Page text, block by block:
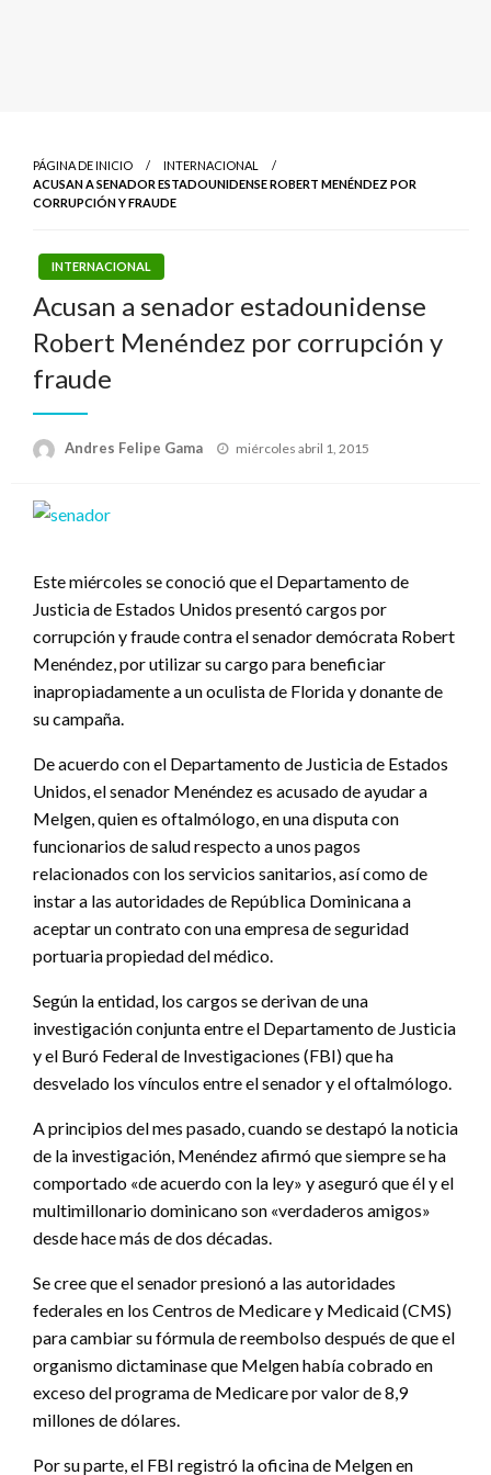
PÁGINA DE INICIO
INTERNACIONAL
ACUSAN A SENADOR ESTADOUNIDENSE ROBERT MENÉNDEZ POR
CORRUPCIÓN Y FRAUDE
INTERNACIONAL
Acusan a senador estadounidense
Robert Menéndez por corrupción y
fraude
Andres Felipe Gama
Publicado
miércoles abril 1, 2015
Este miércoles se conoció que el Departamento de
Justicia de Estados Unidos presentó cargos por
corrupción y fraude contra el senador demócrata Robert
Menéndez, por utilizar su cargo para beneficiar
inapropiadamente a un oculista de Florida y donante de
su campaña.
De acuerdo con el Departamento de Justicia de Estados
Unidos, el senador Menéndez es acusado de ayudar a
Melgen, quien es oftalmólogo, en una disputa con
funcionarios de salud respecto a unos pagos
relacionados con los servicios sanitarios, así como de
instar a las autoridades de República Dominicana a
aceptar un contrato con una empresa de seguridad
portuaria propiedad del médico.
Según la entidad, los cargos se derivan de una
investigación conjunta entre el Departamento de Justicia
y el Buró Federal de Investigaciones (FBI) que ha
desvelado los vínculos entre el senador y el oftalmólogo.
A principios del mes pasado, cuando se destapó la noticia
de la investigación, Menéndez afirmó que siempre se ha
comportado «de acuerdo con la ley» y aseguró que él y el
multimillonario dominicano son «verdaderos amigos»
desde hace más de dos décadas.
Se cree que el senador presionó a las autoridades
federales en los Centros de Medicare y Medicaid (CMS)
para cambiar su fórmula de reembolso después de que el
organismo dictaminase que Melgen había cobrado en
exceso del programa de Medicare por valor de 8,9
millones de dólares.
Por su parte, el FBI registró la oficina de Melgen en